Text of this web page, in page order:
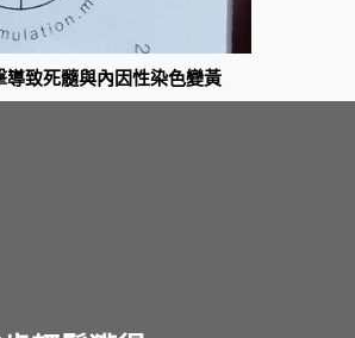
導致死髓與內因性染色變黃